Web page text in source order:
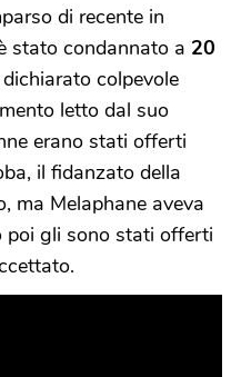
di recente in
stato condannato a 20
colpevole
letto dal suo
erano stati offerti
il fidanzato della
ma Melaphane aveva
poi gli sono stati offerti